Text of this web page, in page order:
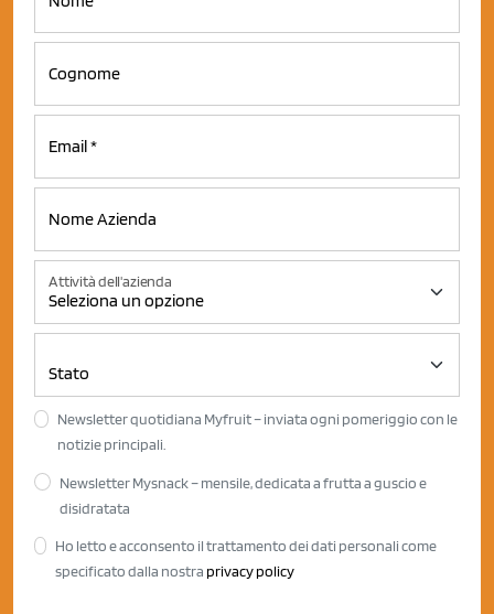
Attività dell'azienda
Newsletter quotidiana Myfruit – inviata ogni pomeriggio con le
notizie principali.
Newsletter Mysnack – mensile, dedicata a frutta a guscio e
disidratata
Ho letto e acconsento il trattamento dei dati personali come
specificato dalla nostra privacy policy